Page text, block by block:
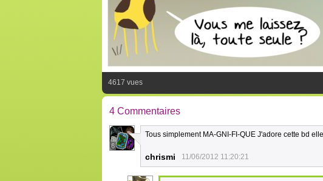
4617 vues
4 Commentaires
6
Tous simplement MA-GNI-FI-QUE J'adore cette bd
chrismi 11/06/2012 11:20:21